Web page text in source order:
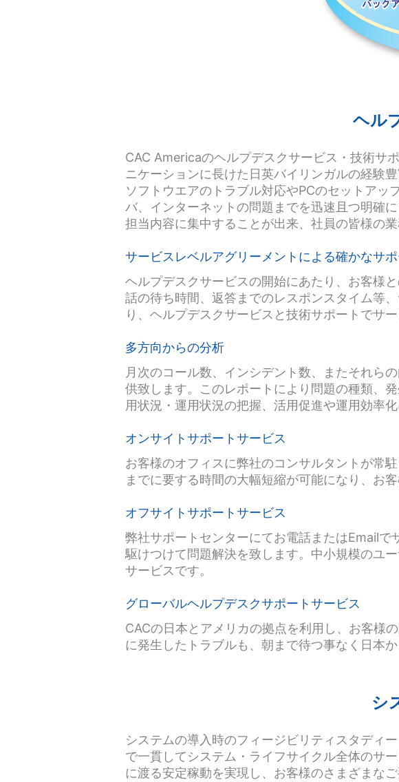
ヘル
CAC Americaのヘルプデスクサービス・技術サ
ニケーションに長けた日英バイリンガルの経験
ソフトウエアのトラブル対応やPCのセットア
バ、インターネットの問題までを迅速且つ明確
担当内容に集中することが出来、社員の皆様の
サービスレベルアグリーメントによる確かなサポ
ヘルプデスクサービスの開始にあたり、お客様
話の待ち時間、返答までのレスポンスタイム等
り、ヘルプデスクサービスと技術サポートでサ
多方向からの分析
月次のコール数、インシデント数、またそれら
供致します。このレポートにより問題の種類、
用状況・運用状況の把握、活用促進や運用効率
オンサイトサポートサービス
お客様のオフィスに弊社のコンサルタントが常
までに要する時間の大幅短縮が可能になり、お
オフサイトサポートサービス
弊社サポートセンターにてお電話またはEmail
駆けつけて問題解決を致します。中小規模のユ
サービスです。
グローバルヘルプデスクサポートサービス
CACの日本とアメリカの拠点を利用し、お客様
に発生したトラブルも、朝まで待つ事なく日本
シ
システムの導入時のフィージビリティスタディ
で一貫してシステム・ライフサイクル全体のサ
に渡る安定稼動を実現し、お客様のさまざまな